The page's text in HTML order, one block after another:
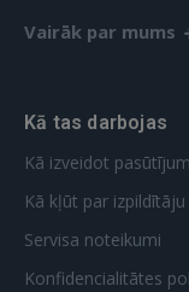
Vairāk par mums
Kā tas darbojas
Kā izveidot
Kā kļūt par izpildītāju
Servisa noteikumi
Konfidencialitātes